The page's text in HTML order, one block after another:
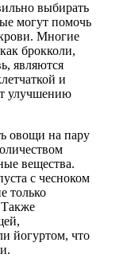
выбирать
могут помочь
Многие
брокколи,
являются
и
улучшению
овощи на пару
вещества.
с чесноком
только
йогуртом, что